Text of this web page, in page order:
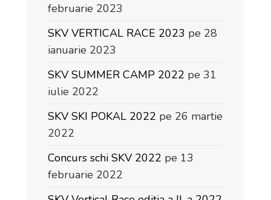
februarie 2023
SKV VERTICAL RACE 2023 pe 28
ianuarie 2023
SKV SUMMER CAMP 2022 pe 31
iulie 2022
SKV SKI POKAL 2022 pe 26 martie
2022
Concurs schi SKV 2022 pe 13
februarie 2022